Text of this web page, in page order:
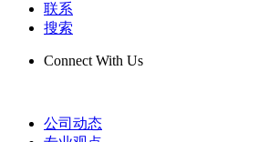
联系
搜索
Connect With Us
公司动态